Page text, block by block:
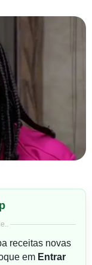
receitas novas
em Entrar